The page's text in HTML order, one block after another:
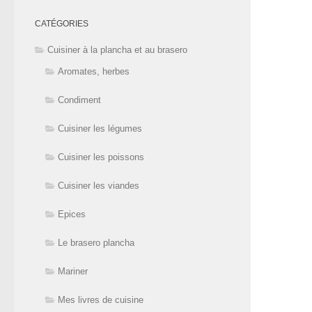
CATÉGORIES
Cuisiner à la plancha et au brasero
Aromates, herbes
Condiment
Cuisiner les légumes
Cuisiner les poissons
Cuisiner les viandes
Epices
Le brasero plancha
Mariner
Mes livres de cuisine